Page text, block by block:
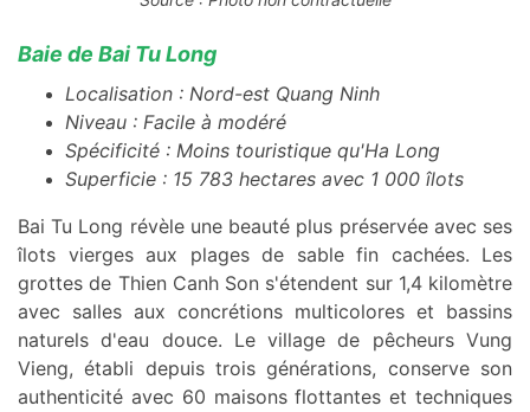
Baie de Bai Tu Long
Localisation : Nord-est Quang Ninh
Niveau : Facile à modéré
Spécificité : Moins touristique qu'Ha Long
Superficie : 15 783 hectares avec 1 000 îlots
Bai Tu Long révèle une beauté plus préservée avec ses
îlots vierges aux plages de sable fin cachées. Les
grottes de Thien Canh Son s'étendent sur 1,4 kilomètre
avec salles aux concrétions multicolores et bassins
naturels d'eau douce. Le village de pêcheurs Vung
Vieng, établi depuis trois générations, conserve son
authenticité avec 60 maisons flottantes et techniques